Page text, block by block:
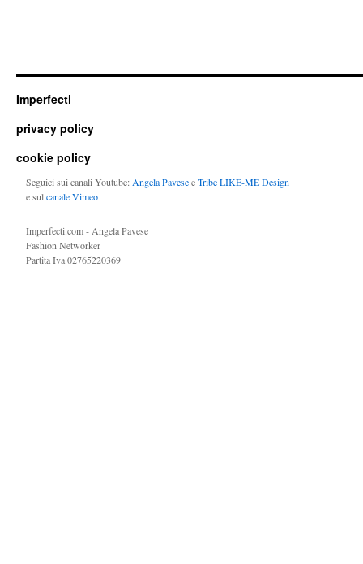
Imperfecti
privacy policy
cookie policy
Seguici sui canali Youtube: Angela PaveseeTribe LIKE-ME Design
e sulcanale Vimeo
Imperfecti.com - Angela Pavese
Fashion Networker
Partita Iva 02765220369